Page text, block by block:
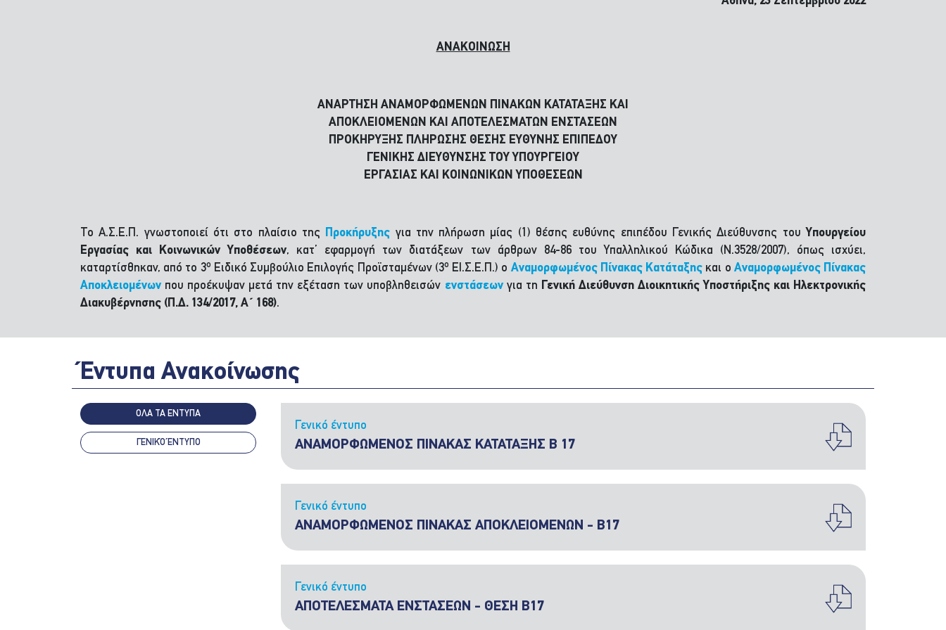
ΑΝΑΚΟΙΝΩΣΗ
ΑΝΑΡΤΗΣΗ ΑΝΑΜΟΡΦΩΜΕΝΩΝ ΠΙΝΑΚΩΝ ΚΑΤΑΤΑΞΗΣ ΚΑΙ
ΑΠΟΚΛΕΙΟΜΕΝΩΝ ΚΑΙ ΑΠΟΤΕΛΕΣΜΑΤΩΝ ΕΝΣΤΑΣΕΩΝ
ΠΡΟΚΗΡΥΞΗΣ ΠΛΗΡΩΣΗΣ ΘΕΣΗΣ ΕΥΘΥΝΗΣ ΕΠΙΠΕΔΟΥ
ΓΕΝΙΚΗΣ ΔΙΕΥΘΥΝΣΗΣ ΤΟΥ ΥΠΟΥΡΓΕΙΟΥ
ΕΡΓΑΣΙΑΣ ΚΑΙ ΚΟΙΝΩΝΙΚΩΝ ΥΠΟΘΕΣΕΩΝ
Το Α.Σ.Ε.Π. γνωστοποιεί ότι στο πλαίσιο της Προκήρυξης για την πλήρωση μίας (1) θέσης ευθύνης επιπέδου Γενικής Διεύθυνσης τουΥπουργείου
Εργασίας και Κοινωνικών Υποθέσεων, κατ’ εφαρμογή των διατάξεων των άρθρων 84-86 του Υπαλληλικού Κώδικα (Ν.3528/2007), όπως ισχύει,
καταρτίσθηκαν, από το 3ο Ειδικό Συμβούλιο Επιλογής Προϊσταμένων (3ο ΕΙ.Σ.Ε.Π.) ο Αναμορφωμένος Πίνακας Κατάταξης και ο Αναμορφωμένος Πίνακας
Αποκλειομένων που προέκυψαν μετά την εξέταση των υποβληθεισών ενστάσεωνγια τη Γενική Διεύθυνση Διοικητικής Υποστήριξης και Ηλεκτρονικής
Διακυβέρνησης (Π.Δ. 134/2017, Α΄ 168).
Έντυπα Ανακοίνωσης
ΟΛΑ ΤΑ ΕΝΤΥΠΑ
ΓΕΝΙΚΌ ΈΝΤΥΠΟ
Γενικό έντυπο
ΑΝΑΜΟΡΦΩΜΕΝΟΣ ΠΙΝΑΚΑΣ ΚΑΤΑΤΑΞΗΣ Β 17
Γενικό έντυπο
ΑΝΑΜΟΡΦΩΜΕΝΟΣ ΠΙΝΑΚΑΣ ΑΠΟΚΛΕΙΟΜΕΝΩΝ - Β17
Γενικό έντυπο
ΑΠΟΤΕΛΕΣΜΑΤΑ ΕΝΣΤΑΣΕΩΝ - ΘΕΣΗ Β17